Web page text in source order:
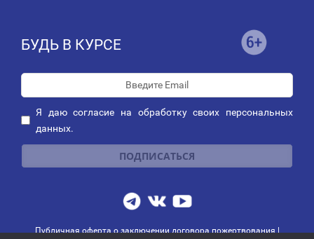
БУДЬ В КУРСЕ
Я даюсогласие на обработку своих персональных
данных.
Публичная оферта о заключении договора пожертвования |